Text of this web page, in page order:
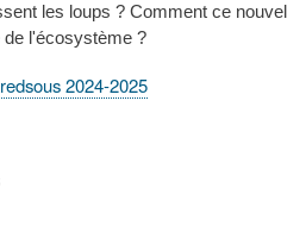
les loups ? Comment ce nouvel
de l'écosystème ?
2024-2025